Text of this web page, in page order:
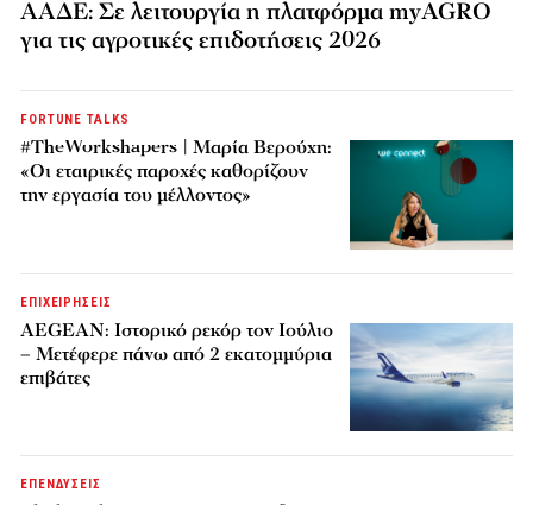
ΑΑΔΕ: Σε λειτουργία η πλατφόρμα myAGRO
για τις αγροτικές επιδοτήσεις 2026
FORTUNE TALKS
#TheWorkshapers | Μαρία Βερούχη:
«Οι εταιρικές παροχές καθορίζουν
την εργασία του μέλλοντος»
ΕΠΙΧΕΙΡΗΣΕΙΣ
AEGEAN: Ιστορικό ρεκόρ τον Ιούλιο
– Μετέφερε πάνω από 2 εκατομμύρια
επιβάτες
ΕΠΕΝΔΥΣΕΙΣ